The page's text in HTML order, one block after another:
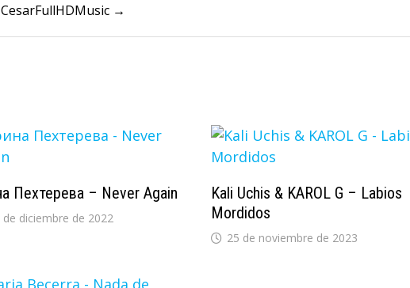
→
Пехтерева – Never Again
de diciembre de 2022
Kali Uchis & KAROL G – Labios
Mordidos
25 de noviembre de 2023